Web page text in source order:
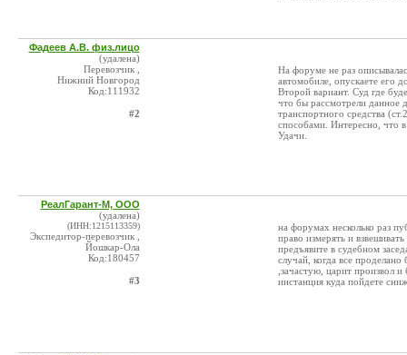
Фадеев А.В. физ.лицо
(удалена)
Перевозчик ,
Нижний Новгород
Код:111932
#2
На форуме не раз
автомобиле, опускаете его
Второй вариант. Суд где
что бы рассмотрели данное
транспортного средства
способами. Интересно, что
Удачи.
РеалГарант-М, ООО
(удалена)
(ИНН:1215113359)
Экспедитор-перевозчик ,
Йошкар-Ола
Код:180457
#3
на форумах несколько раз
право измерять и
предъявите в судебном
случай, когда все
,зачастую, царит произвол
инстанция куда пойдете